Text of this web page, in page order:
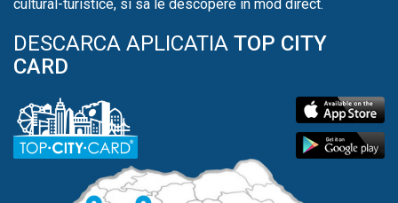
cultural-turistice, si sa le descopere in mod direct.
DESCARCA APLICATIA TOP CITY
CARD